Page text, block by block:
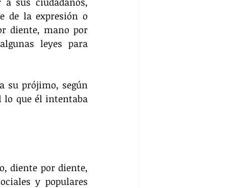
de la expresión o
diente, mano por
leyes para
su prójimo, según
lo que él intentaba
diente por diente,
y populares